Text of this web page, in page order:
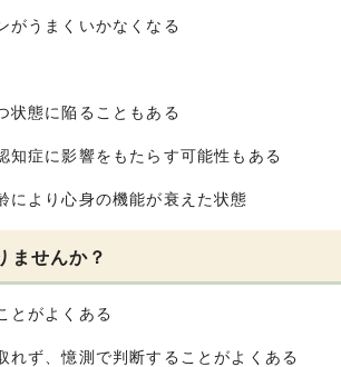
がうまくいかなくなる
状態に陥ることもある
症に影響をもたらす可能性もある
により心身の機能が衰えた状態
ませんか？
とがよくある
れず、憶測で判断することがよくある